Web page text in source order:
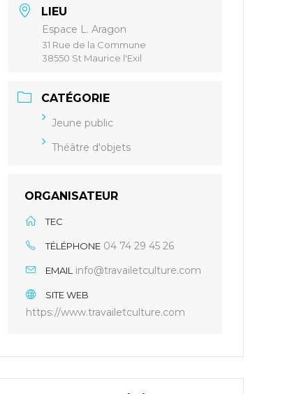
LIEU
Espace L. Aragon
31 Rue de la Commune
38550 St Maurice l'Exil
CATÉGORIE
Jeune public
Théâtre d'objets
ORGANISATEUR
TEC
TÉLÉPHONE 04 74 29 45 26
EMAIL info@travailetculture.com
SITE WEB
https://www.travailetculture.com